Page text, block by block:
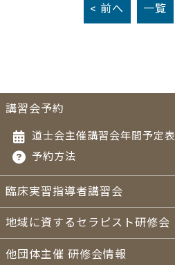
< 前へ 一覧
講習会予約
道士会主催講習会年間予定表
予約方法
臨床実習指導者講習会
地域に資するセラピスト研修会
他団体主催 研修会情報